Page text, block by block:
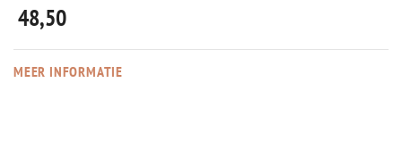
48,50
MEER INFORMATIE